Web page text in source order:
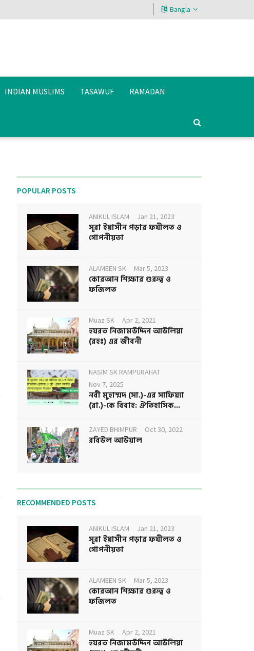
Bangla
INDIAN MUSLIMS TASAWUF RAMADAN
POPULAR POSTS
ANIKUL ISLAM Jan 21, 2023
সূরা ইয়াসীন পড়ার ফযীলত ও
গোপনীয়তা
ALAMEEN SK Mar 5, 2023
কোরআন শিক্ষার গুরুত্ব ও
ফজিলত
Muaz SK Apr 2, 2021
হযরত নিজামউদ্দিন আউলিয়া
(রহঃ) এর জীবনী
NASIM SK RAMPURAHAT
Nov 7, 2025
নবী মুহাম্মদ (সা.)-এর সাফিয়্যা
(রা.)-কে বিবাহ: ঐতিহাসিক...
ZAYED BHIMPUR Oct 30, 2022
রবিউল আউয়াল
RECOMMENDED POSTS
ANIKUL ISLAM Jan 21, 2023
সূরা ইয়াসীন পড়ার ফযীলত ও
গোপনীয়তা
ALAMEEN SK Mar 5, 2023
কোরআন শিক্ষার গুরুত্ব ও
ফজিলত
Muaz SK Apr 2, 2021
হযরত নিজামউদ্দিন আউলিয়া